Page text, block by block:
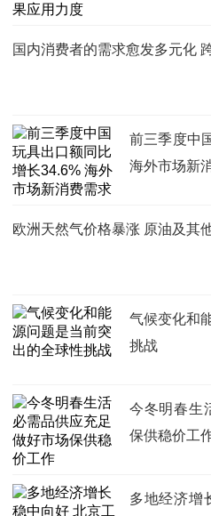
国内消费者的需求愈发多元化
前三季度中
海外市场新
欧洲天然气价格暴涨 原油及其
气候变化和
挑战
今冬明春生
保供稳价工
多地经济增